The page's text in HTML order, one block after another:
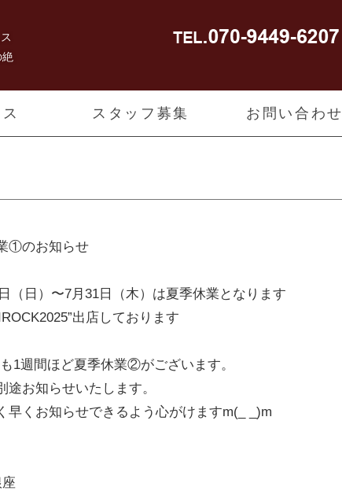
スタッフ募集 お問い合わせ
①のお知らせ
（日）〜7月31日（木）は夏季休業となります
出店しております
1週間ほど夏季休業②がございます。
途お知らせいたします。
早くお知らせできるよう心がけますm(_ _)m